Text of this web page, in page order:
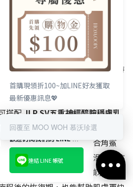
，輕拍全臉至吸收。
浸濕化妝棉，敷於全臉或局部，待
收。
搭配 JLP SV五重神經醯胺穩膚乳
水分並強化屏障。
障、維持肌膚彈潤，並結合角鯊
油，讓肌膚保持水嫩、平滑，同時
過「化妝水補水 → 乳液鎖水」的
歡迎訂閱我們的 LINE 官方帳號
連結 LINE 帳號
首購現領折100~加LINE好友獲取
最新優惠訊息💖
回覆至 MOO WOH 慕沃珍選